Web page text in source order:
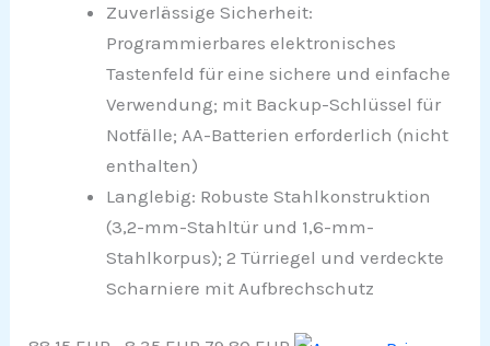
Zuverlässige Sicherheit:
Programmierbares elektronisches
Tastenfeld für eine sichere und einfache
Verwendung; mit Backup-Schlüssel für
Notfälle; AA-Batterien erforderlich (nicht
enthalten)
Langlebig: Robuste Stahlkonstruktion
(3,2-mm-Stahltür und 1,6-mm-
Stahlkorpus); 2 Türriegel und verdeckte
Scharniere mit Aufbrechschutz